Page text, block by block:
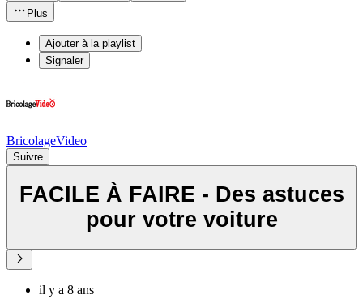
Plus
Ajouter à la playlist
Signaler
BricolageVideo
Suivre
FACILE À FAIRE - Des astuces
pour votre voiture
il y a 8 ans